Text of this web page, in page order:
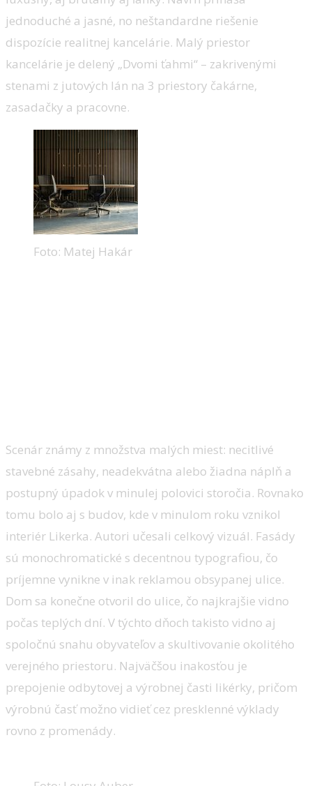
jednoduché a jasné, no neštandardne riešenie
dispozície realitnej kancelárie. Malý priestor
kancelárie je delený „Dvomi ťahmi“ – zakrivenými
stenami z jutových lán na 3 priestory čakárne,
zasadačky a pracovne.
Foto: Matej Hakár
Scenár známy z množstva malých miest: necitlivé
stavebné zásahy, neadekvátna alebo žiadna náplň a
postupný úpadok v minulej polovici storočia. Rovnako
tomu bolo aj s budov, kde v minulom roku vznikol
interiér Likerka. Autori učesali celkový vizuál. Fasády
sú monochromatické s decentnou typografiou, čo
príjemne vynikne v inak reklamou obsypanej ulice.
Dom sa konečne otvoril do ulice, čo najkrajšie vidno
počas teplých dní. V týchto dňoch takisto vidno aj
spoločnú snahu obyvateľov a skultivovanie okolitého
verejného priestoru. Najväčšou inakosťou je
prepojenie odbytovej a výrobnej časti likérky, pričom
výrobnú časť možno vidieť cez presklenné výklady
rovno z promenády.